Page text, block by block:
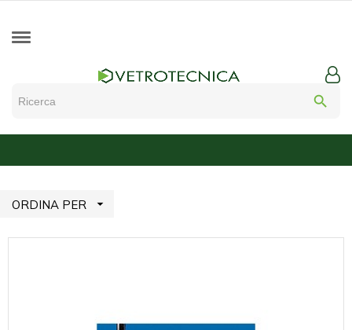
search
ORDINA PER 